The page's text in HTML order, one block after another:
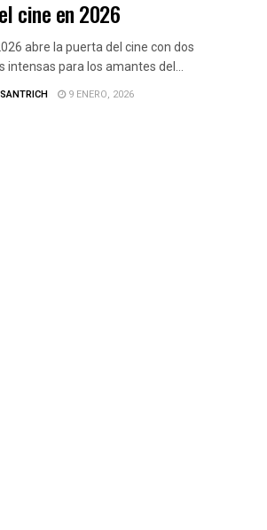
cine en 2026
abre la puerta del cine con dos
intensas para los amantes del...
9 ENERO, 2026